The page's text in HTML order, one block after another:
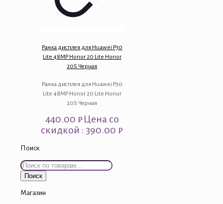
Рамка дисплея для Huawei P30
Lite 48MP Honor 20 Lite Honor
20S Черная
Рамка дисплея для Huawei P30
Lite 48MP Honor 20 Lite Honor
20S Черная
440.00 ₽Цена со
скидкой : 390.00 ₽
Поиск
Искать:
Поиск
Магазин